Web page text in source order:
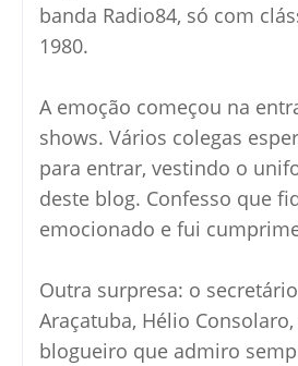
banda Radio84, só com
1980.
A emoção começou na
shows. Vários colegas
para entrar, vestindo o
deste blog. Confesso que
emocionado e fui
Outra surpresa: o
Araçatuba, Hélio
blogueiro que admiro